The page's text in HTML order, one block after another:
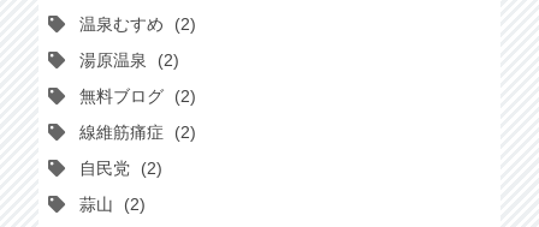
温泉むすめ
2
湯原温泉
2
無料ブログ
2
線維筋痛症
2
自民党
2
蒜山
2